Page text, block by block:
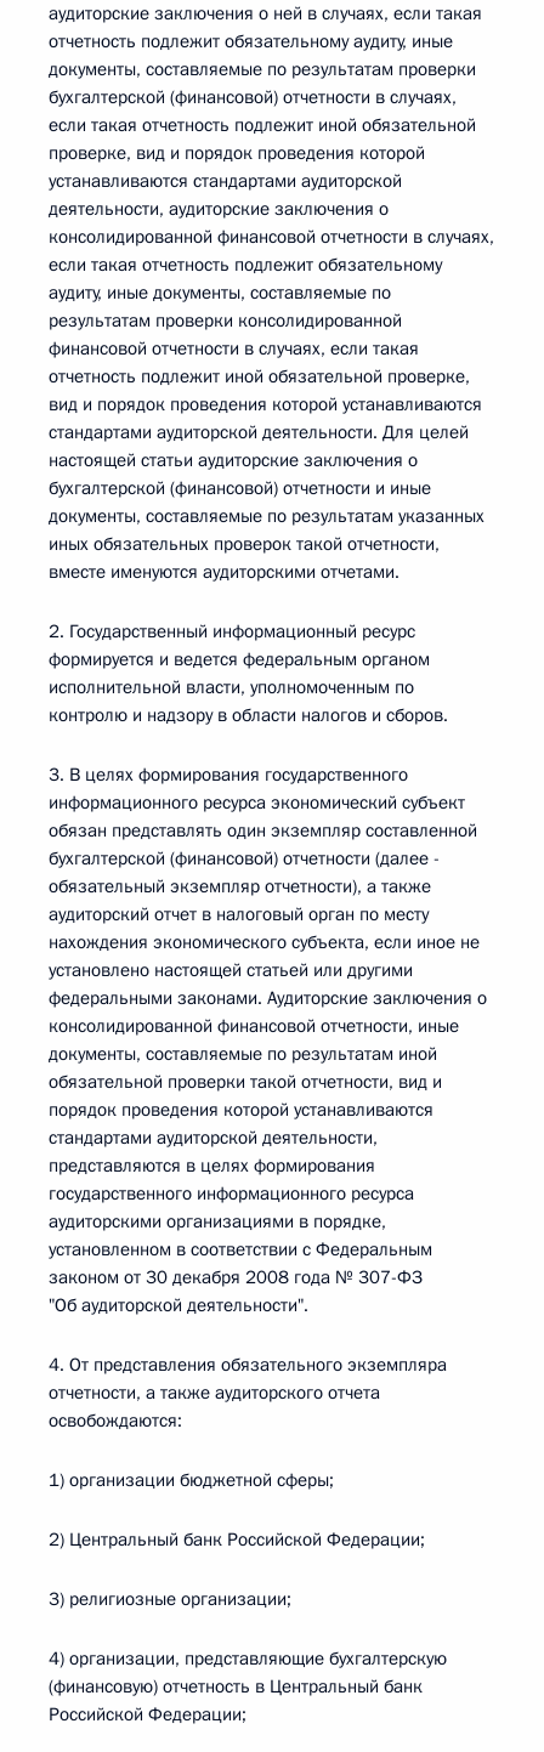
аудиторские заключения о ней в случаях, если такая
отчетность подлежит обязательному аудиту, иные
документы, составляемые по результатам проверки
бухгалтерской (финансовой) отчетности в случаях,
если такая отчетность подлежит иной обязательной
проверке, вид и порядок проведения которой
устанавливаются стандартами аудиторской
деятельности, аудиторские заключения о
консолидированной финансовой отчетности в случаях,
если такая отчетность подлежит обязательному
аудиту, иные документы, составляемые по
результатам проверки консолидированной
финансовой отчетности в случаях, если такая
отчетность подлежит иной обязательной проверке,
вид и порядок проведения которой устанавливаются
стандартами аудиторской деятельности. Для целей
настоящей статьи аудиторские заключения о
бухгалтерской (финансовой) отчетности и иные
документы, составляемые по результатам указанных
иных обязательных проверок такой отчетности,
вместе именуются аудиторскими отчетами.
2. Государственный информационный ресурс
формируется и ведется федеральным органом
исполнительной власти, уполномоченным по
контролю и надзору в области налогов и сборов.
3. В целях формирования государственного
информационного ресурса экономический субъект
обязан представлять один экземпляр составленной
бухгалтерской (финансовой) отчетности (далее -
обязательный экземпляр отчетности), а также
аудиторский отчет в налоговый орган по месту
нахождения экономического субъекта, если иное не
установлено настоящей статьей или другими
федеральными законами. Аудиторские заключения о
консолидированной финансовой отчетности, иные
документы, составляемые по результатам иной
обязательной проверки такой отчетности, вид и
порядок проведения которой устанавливаются
стандартами аудиторской деятельности,
представляются в целях формирования
государственного информационного ресурса
аудиторскими организациями в порядке,
установленном в соответствии с Федеральным
законом от 30 декабря 2008 года № 307-ФЗ
"Об аудиторской деятельности".
4. От представления обязательного экземпляра
отчетности, а также аудиторского отчета
освобождаются:
1) организации бюджетной сферы;
2) Центральный банк Российской Федерации;
3) религиозные организации;
4) организации, представляющие бухгалтерскую
(финансовую) отчетность в Центральный банк
Российской Федерации;